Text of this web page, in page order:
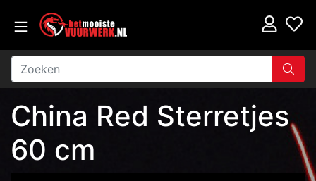
China Red Sterretjes
60 cm